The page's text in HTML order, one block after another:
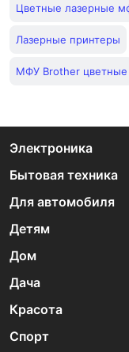
Цветные лазерные
Лазерные принтеры
МФУ Brother цветные
Электроника
Бытовая техника
Для автомобиля
Детям
Дом
Дача
Красота
Спорт